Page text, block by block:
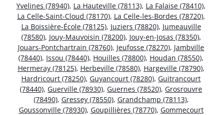
Yvelines (78940), La Hauteville (78113), La Falaise (78410),
La Celle-Saint-Cloud (78170), La Celle-les-Bordes (78720),
La Boissière-École (78125), Juziers (78820), Jumeauville
(78580), Jouy-Mauvoisin (78200), Jouy-en-Josas (78350),
Jouars-Pontchartrain (78760), Jeufosse (78270), Jambville
(78440), Issou (78440), Houilles (78800), Houdan (78550),
Hermeray (78125), Herbeville (78580), Hargeville (78790),
Hardricourt (78250), Guyancourt (78280), Guitrancourt
(78440), Guerville (78930), Guernes (78520), Grosrouvre
(78490), Gressey (78550), Grandchamp (78113),
Goussonville (78930), Goupillières (78770), Gommecourt